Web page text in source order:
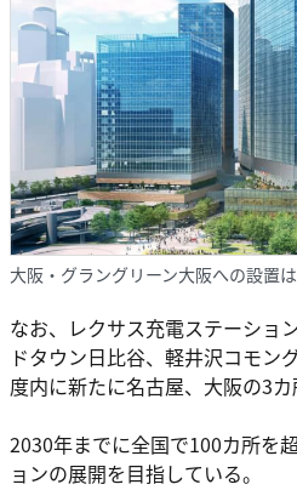
大阪・グラングリーン大阪への設置
なお、レクサス充電ステーショ
ドタウン日比谷、軽井沢コモン
度内に新たに名古屋、大阪の3カ
2030年までに全国で100カ所を
ョンの展開を目指している。